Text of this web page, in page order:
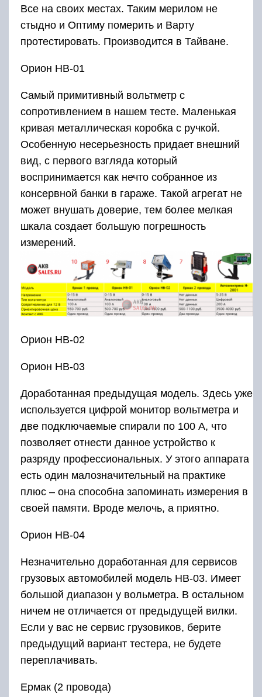
Все на своих местах. Таким мерилом не
стыдно и Оптиму померить и Варту
протестировать. Производится в Тайване.
Орион НВ-01
Самый примитивный вольтметр с
сопротивлением в нашем тесте. Маленькая
кривая металлическая коробка с ручкой.
Особенную несерьезность придает внешний
вид, с первого взгляда который
воспринимается как нечто собранное из
консервной банки в гараже. Такой агрегат не
может внушать доверие, тем более мелкая
шкала создает большую погрешность
измерений.
Орион НВ-02
Орион НВ-03
Доработанная предыдущая модель. Здесь уже
используется цифрой монитор вольтметра и
две подключаемые спирали по 100 А, что
позволяет отнести данное устройство к
разряду профессиональных. У этого аппарата
есть один малозначительный на практике
плюс – она способна запоминать измерения в
своей памяти. Вроде мелочь, а приятно.
Орион НВ-04
Незначительно доработанная для сервисов
грузовых автомобилей модель НВ-03. Имеет
большой диапазон у вольметра. В остальном
ничем не отличается от предыдущей вилки.
Если у вас не сервис грузовиков, берите
предыдущий вариант тестера, не будете
переплачивать.
Ермак (2 провода)